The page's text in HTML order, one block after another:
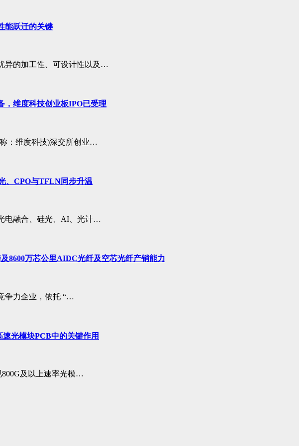
能跃迁的关键
的加工性、可设计性以及…
，维度科技创业板IPO已受理
：维度科技)深交所创业…
、CPO与TFLN同步升温
电融合、硅光、AI、光计…
8600万芯公里AIDC光纤及空芯光纤产销能力
争力企业，依托 “…
光模块PCB中的关键作用
800G及以上速率光模…